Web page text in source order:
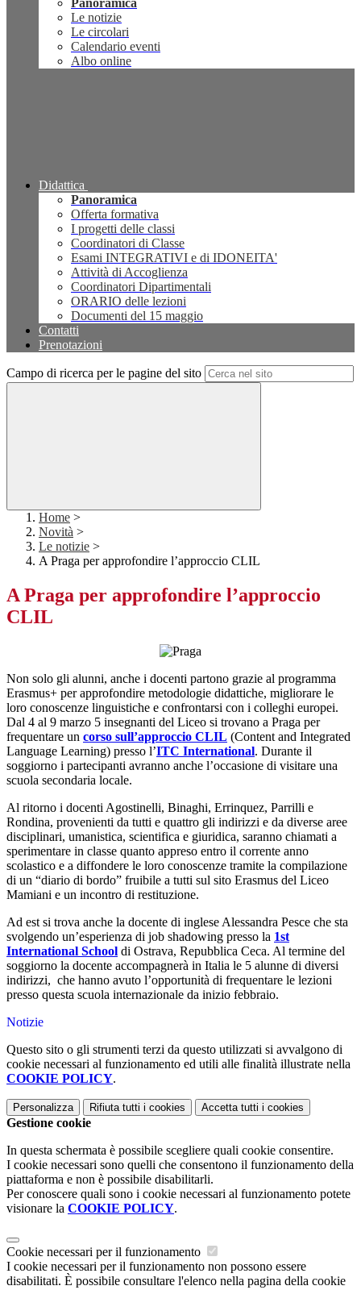
Panoramica
Le notizie
Le circolari
Calendario eventi
Albo online
Didattica
Panoramica
Offerta formativa
I progetti delle classi
Coordinatori di Classe
Esami INTEGRATIVI e di IDONEITA'
Attività di Accoglienza
Coordinatori Dipartimentali
ORARIO delle lezioni
Documenti del 15 maggio
Contatti
Prenotazioni
Campo di ricerca per le pagine del sito
Home >
Novità >
Le notizie >
A Praga per approfondire l’approccio CLIL
A Praga per approfondire l’approccio
CLIL
Non solo gli alunni, anche i docenti partono grazie al programma
Erasmus+ per approfondire metodologie didattiche, migliorare le
loro conoscenze linguistiche e confrontarsi con i colleghi europei.
Dal 4 al 9 marzo 5 insegnanti del Liceo si trovano a Praga per
frequentare un corso sull’approccio CLIL (Content and Integrated
Language Learning) presso l’ITC International. Durante il
soggiorno i partecipanti avranno anche l’occasione di visitare una
scuola secondaria locale.
Al ritorno i docenti Agostinelli, Binaghi, Errinquez, Parrilli e
Rondina, provenienti da tutti e quattro gli indirizzi e da diverse aree
disciplinari, umanistica, scientifica e giuridica, saranno chiamati a
sperimentare in classe quanto appreso entro il corrente anno
scolastico e a diffondere le loro conoscenze tramite la compilazione
di un “diario di bordo” fruibile a tutti sul sito Erasmus del Liceo
Mamiani e un incontro di restituzione.
Ad est si trova anche la docente di inglese Alessandra Pesce che sta
svolgendo un’esperienza di job shadowing presso la 1st
International School di Ostrava, Repubblica Ceca. Al termine del
soggiorno la docente accompagnerà in Italia le 5 alunne di diversi
indirizzi, che hanno avuto l’opportunità di frequentare le lezioni
presso questa scuola internazionale da inizio febbraio.
Notizie
Questo sito o gli strumenti terzi da questo utilizzati si avvalgono di
cookie necessari al funzionamento ed utili alle finalità illustrate nella
COOKIE POLICY.
Personalizza Rifiuta tutti i cookies Accetta tutti i cookies
Gestione cookie
In questa schermata è possibile scegliere quali cookie consentire.
I cookie necessari sono quelli che consentono il funzionamento della
piattaforma e non è possibile disabilitarli.
Per conoscere quali sono i cookie necessari al funzionamento potete
visionare la COOKIE POLICY.
Cookie necessari per il funzionamento
I cookie necessari per il funzionamento non possono essere
disabilitati. È possibile consultare l'elenco nella pagina della cookie